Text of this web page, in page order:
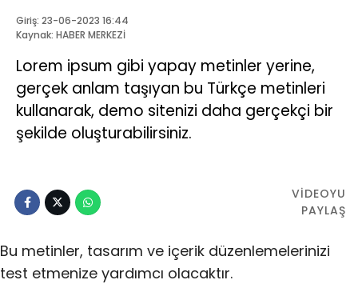
Giriş: 23-06-2023 16:44
Kaynak: HABER MERKEZİ
Lorem ipsum gibi yapay metinler yerine,
gerçek anlam taşıyan bu Türkçe metinleri
kullanarak, demo sitenizi daha gerçekçi bir
şekilde oluşturabilirsiniz.
VİDEOYU
PAYLAŞ
Bu metinler, tasarım ve içerik düzenlemelerinizi
test etmenize yardımcı olacaktır.